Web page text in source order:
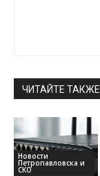
ЧИТАЙТЕ ТАКЖЕ
Новости
Петропавловска и
СКО